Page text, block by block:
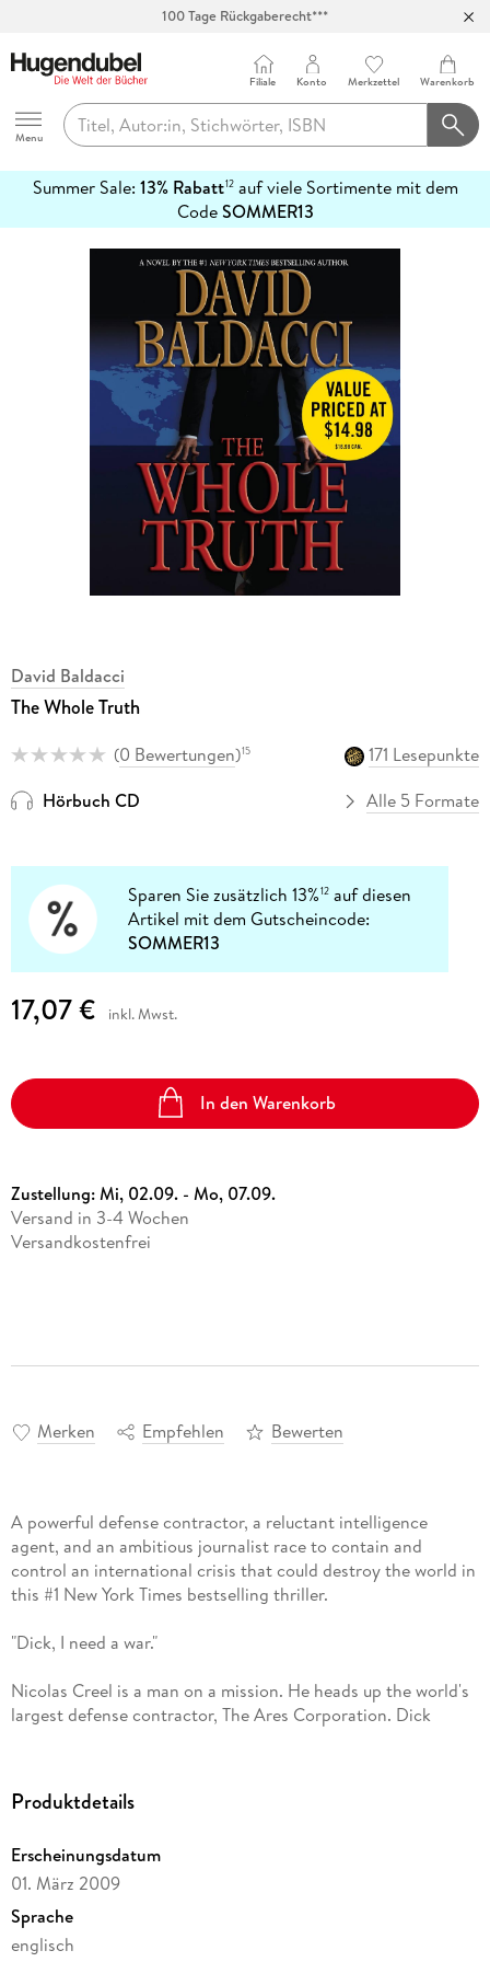
100 Tage Rückgaberecht***
Hugendubel
Menu
Filiale Konto Merkzettel Warenkorb
Summer Sale: 13% Rabatt12auf viele Sortimente mit dem
CodeSOMMER13
erfahren
David Baldacci
The Whole Truth
(0 Bewertungen)15
171 Lesepunkte
Hörbuch CD
Alle 5 Formate
Sparen Sie zusätzlich 13%12 auf diesen
Artikel mit dem Gutscheincode:
SOMMER13
17,07 € inkl. Mwst.
In den Warenkorb
Zustellung:Mi, 02.09. - Mo, 07.09.
Versand in 3-4 Wochen
Versandkostenfrei
Merken Empfehlen Bewerten
A powerful defense contractor, a reluctant intelligence
agent, and an ambitious journalist race to contain and
control an international crisis that could destroy the world in
this #1 New York Times bestselling thriller.
"Dick, I need a war."
Nicolas Creel is a man on a mission. He heads up the world's
largest defense contractor, The Ares Corporation. Dick
conflicts. But Creel may have an even grander plan in mind.
different agenda. Reluctantly doing the bidding of a secret
multi-national intelligence agency, he travels the globe to
keep it safe and at peace.
Desperate to get back to the top of her profession, Katie
Produktdetails
Erscheinungsdatum
01. März 2009
Sprache
englisch